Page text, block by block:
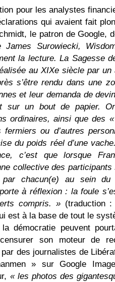
pour les analystes
qui avaient fait
le patron de Google,
Surowiecki,
la lecture. La Sagesse
au XIXe siècle par
s’être rendu dans une
et leur demanda de
sur un bout de papier.
ordinaires, ainsi que des
fermiers ou d’autres
du poids réel d’une
c’est que lorsque
collective des participants
par chacun(e) au sein
à réflexion : la foule
compris. »(traduction
est à la base de tout le
démocratie peuvent
son moteur de
des journalistes de
» sur Google
« les photos des